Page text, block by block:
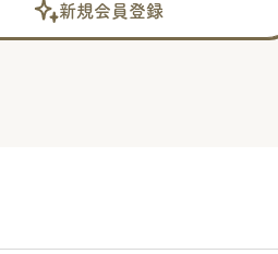
新規会員登録